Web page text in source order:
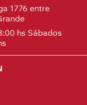
1776 entre
hs Sábados